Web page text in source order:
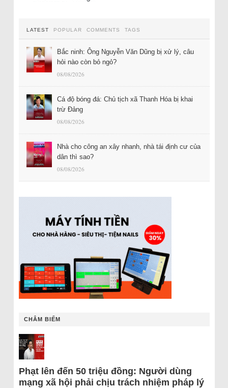
LATEST POPULAR COMMENTS TAGS
Bắc ninh: Ông Nguyễn Văn Dũng bị xử lý, câu
hỏi nào còn bỏ ngỏ?
08/08/2026
Cá độ bóng đá: Chủ tịch xã Thanh Hóa bị khai
trừ Đảng
08/08/2026
Nhà cho công an xây nhanh, nhà tái định cư của
dân thì sao?
08/08/2026
CHÂM BIẾM
Phạt lên đến 50 triệu đồng: Người dùng
mạng xã hội phải chịu trách nhiệm pháp lý